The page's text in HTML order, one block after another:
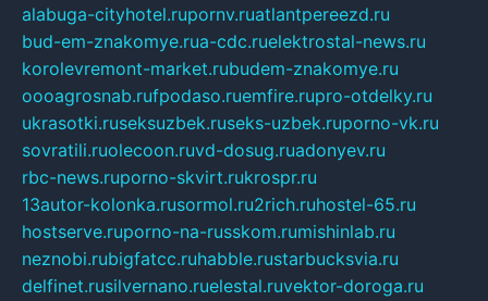
alabuga-cityhotel.rupornv.ruatlantpereezd.ru
bud-em-znakomye.rua-cdc.ruelektrostal-news.ru
korolevremont-market.rubudem-znakomye.ru
oooagrosnab.rufpodaso.ruemfire.rupro-otdelky.ru
ukrasotki.ruseksuzbek.ruseks-uzbek.ruporno-vk.ru
sovratili.ruolecoon.ruvd-dosug.ruadonyev.ru
rbc-news.ruporno-skvirt.rukrospr.ru
13autor-kolonka.rusormol.ru2rich.ruhostel-65.ru
hostserve.ruporno-na-russkom.rumishinlab.ru
neznobi.rubigfatcc.ruhabble.rustarbucksvia.ru
delfinet.rusilvernano.ruelestal.ruvektor-doroga.ru